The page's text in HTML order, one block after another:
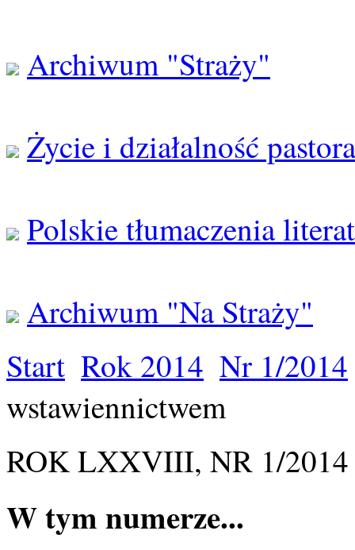
Archiwum "Straży"
Życie i działalność
Polskie tłumaczenia
Archiwum "Na Straży"
Start Rok 2014 Nr 1/2014
wstawiennictwem
ROK LXXVIII, NR 1/2014
W tym numerze...